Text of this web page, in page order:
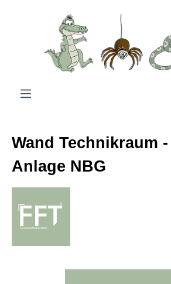
Zum Hauptinhalt springen
Wand Technikraum -
Anlage NBG